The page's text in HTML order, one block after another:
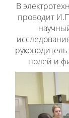
В
проводит
полей и